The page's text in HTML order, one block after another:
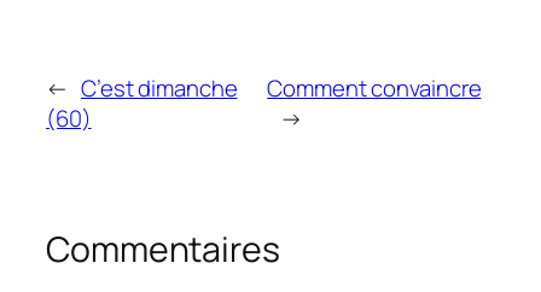
← C’est dimanche
(60)
Comment convaincre
→
Commentaires